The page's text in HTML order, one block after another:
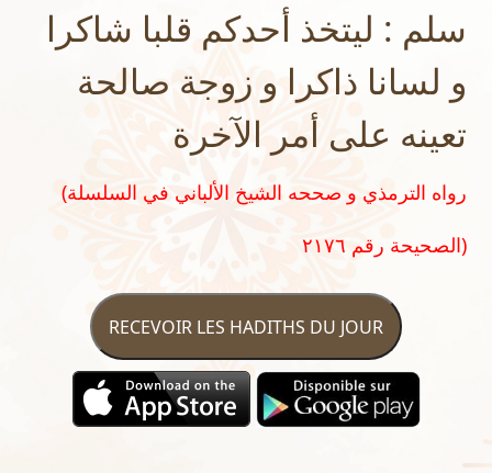
سلم : ليتخذ أحدكم قلبا شاكرا
و لسانا ذاكرا و زوجة صالحة
تعينه على أمر الآخرة
(رواه الترمذي و صححه الشيخ الألباني في السلسلة
الصحيحة رقم ٢١٧٦)
RECEVOIR LES HADITHS DU JOUR